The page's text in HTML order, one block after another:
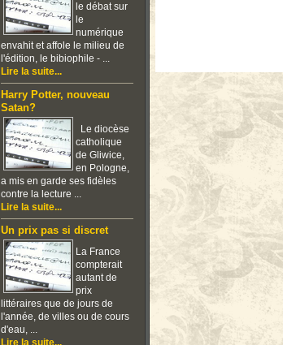
le débat sur
le
numérique
envahit et affole le milieu de
l'édition, le bibiophile - ...
Lire la suite...
Harry Potter, nouveau
Satan?
Le diocèse
catholique
de Gliwice,
en Pologne,
a mis en garde ses fidèles
contre la lecture ...
Lire la suite...
Un prix pas si discret
La France
compterait
autant de
prix
littéraires que de jours de
l'année, de villes ou de cours
d'eau, ...
Lire la suite...